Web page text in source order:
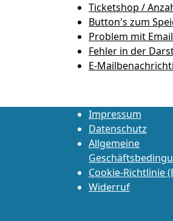
Ticketshop /
Button's zum
Problem mit
Fehler in der
E-
Impressum
Datenschutz
Allgemeine
Cookie-Richtlinie
Widerruf